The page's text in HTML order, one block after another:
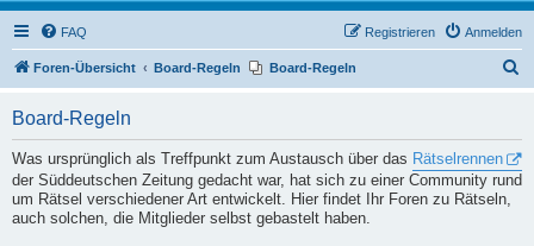
FAQ Anmelden
Registrieren
Foren-Übersicht Board-Regeln Board-Regeln
h
Board-Regeln
Was ursprünglich als Treffpunkt zum Austausch über das Rätselrennen
der Süddeutschen Zeitung gedacht war, hat sich zu einer Community rund
um Rätsel verschiedener Art entwickelt. Hier findet Ihr Foren zu Rätseln,
auch solchen, die Mitglieder selbst gebastelt haben.